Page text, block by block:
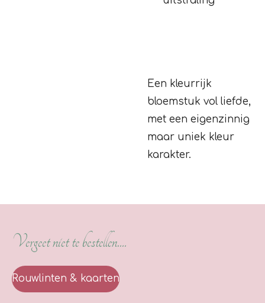
Een kleurrijk
bloemstuk vol liefde,
met een eigenzinnig
maar uniek kleur
karakter.
Vergeet niet te bestellen....
Rouwlinten & kaarten